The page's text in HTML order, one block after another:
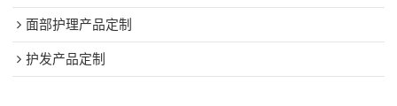
面部护理产品定制
护发产品定制